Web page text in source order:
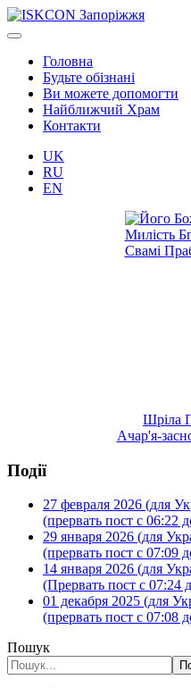
Головна
Будьте обізнані
Ви можете допомогти
Найближчий Храм
Контакти
UK
RU
EN
Шріла
Ачар'я-
Події
27 февраля 2026 (для
(прервать пост с 06:22
29 января 2026 (для
(прервать пост с 07:09
14 января 2026 (для
(Прервать пост с 07:24
01 декабря 2025 (для
(прервать пост с 07:08
Пошук